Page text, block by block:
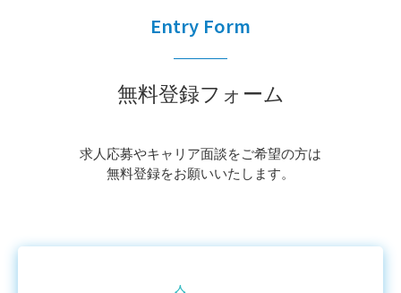
Entry Form
無料登録フォーム
求⼈応募やキャリア⾯談をご希望の⽅は
無料登録をお願いいたします。